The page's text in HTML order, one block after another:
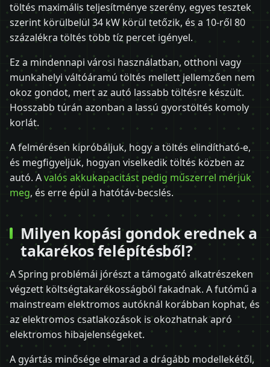
töltés maximális teljesítménye szerény, egyes tesztek
szerint körülbelül 34 kW körül tetőzik, és a 10-ről 80
százalékra töltés több tíz percet igényel.
Ez a mindennapi városi használatban, otthoni vagy
munkahelyi váltóáramú töltés mellett jellemzően nem
okoz gondot, mert az autó lassabb töltésre készült.
Hosszabb túrán azonban a lassú gyorstöltés komoly
korlát.
A felmérésen kipróbáljuk, hogy a töltés elindítható-e,
és megfigyeljük, hogyan viselkedik töltés közben az
autó. Avalós akkukapacitást pedig műszerrel mérjük
meg, és erre épül a hatótáv-becslés.
Milyen kopási gondok erednek a
takarékos felépítésből?
A Spring problémái jórészt a támogató alkatrészeken
végzett költségtakarékosságból fakadnak. A futómű a
mainstream elektromos autóknál korábban kophat, és
az elektromos csatlakozások is okozhatnak apró
elektromos hibajelenségeket.
A gyártás minősége elmarad a drágább modellekétől,